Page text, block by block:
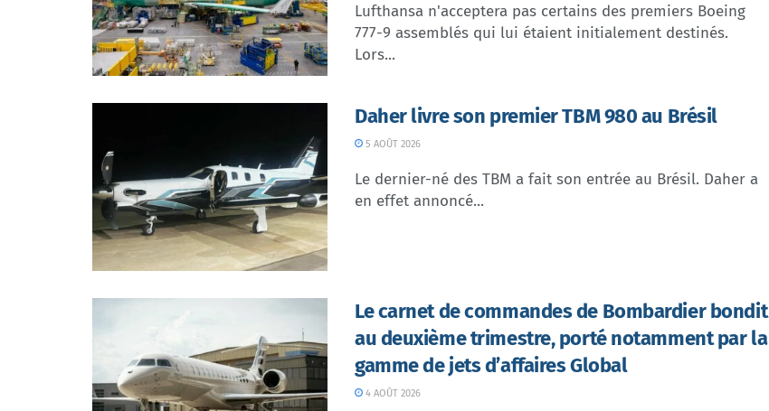
Lufthansa n'acceptera pas certains des premiers Boeing
777-9 assemblés qui lui étaient initialement destinés.
Lors...
Daher livre son premier TBM 980 au Brésil
5 AOÛT 2026
Le dernier-né des TBM a fait son entrée au Brésil. Daher a
en effet annoncé...
Le carnet de commandes de Bombardier bondit
au deuxième trimestre, porté notamment par la
gamme de jets d’affaires Global
4 AOÛT 2026